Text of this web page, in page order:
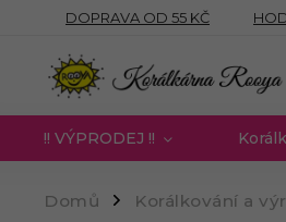
DOPRAVA OD 55 KČ
!! VÝPRODEJ !!
Domů / Korálkování a